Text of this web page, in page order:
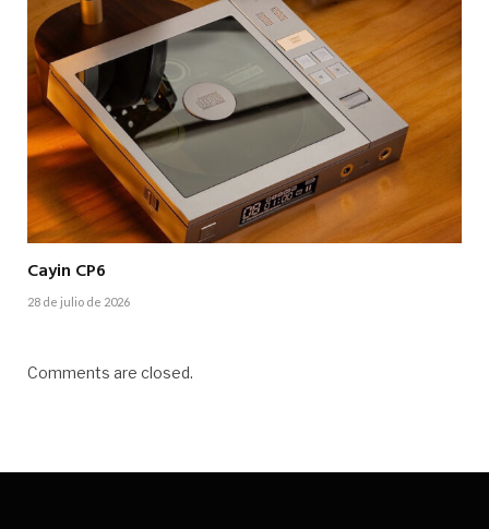
Cayin CP6
28 de julio de 2026
Comments are closed.